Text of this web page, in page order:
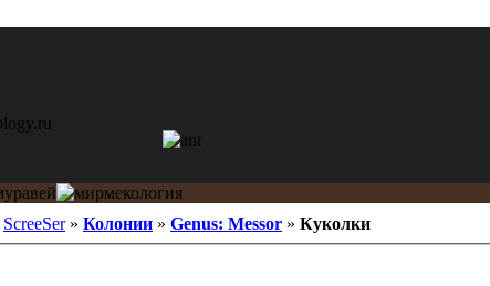
ScreeSer» Колонии » Genus: Messor » Куколки